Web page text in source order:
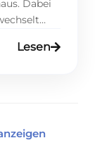
Dabei
oder durch
Lesen